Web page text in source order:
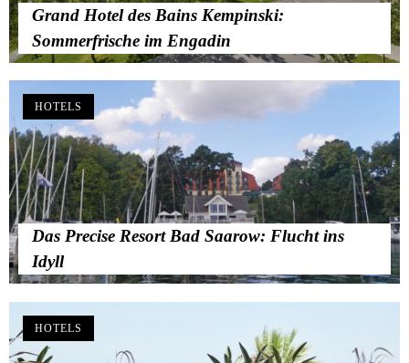
Grand Hotel des Bains Kempinski:
Sommerfrische im Engadin
Das Precise Resort Bad Saarow: Flucht ins
Idyll
HOTELS
HOTELS